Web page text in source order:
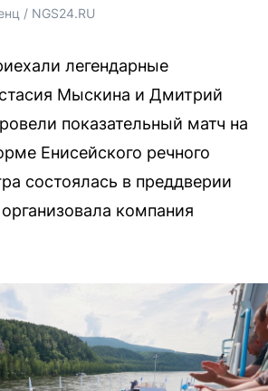
/ NGS24.RU
легендарные
Мыскина и Дмитрий
показательный матч на
Енисейского речного
состоялась в преддверии
компания